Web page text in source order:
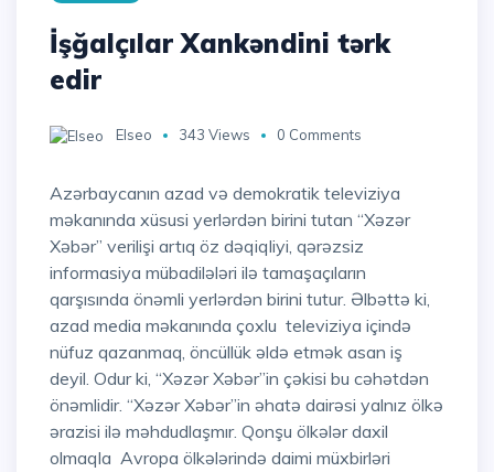
İşğalçılar Xankəndini tərk
edir
Elseo 343 Views 0 Comments
Azərbaycanın azad və demokratik televiziya
məkanında xüsusi yerlərdən birini tutan “Xəzər
Xəbər” verilişi artıq öz dəqiqliyi, qərəzsiz
informasiya mübadilələri ilə tamaşaçıların
qarşısında önəmli yerlərdən birini tutur. Əlbəttə ki,
azad media məkanında çoxlu televiziya içində
nüfuz qazanmaq, öncüllük əldə etmək asan iş
deyil. Odur ki, “Xəzər Xəbər”in çəkisi bu cəhətdən
önəmlidir. “Xəzər Xəbər”in əhatə dairəsi yalnız ölkə
ərazisi ilə məhdudlaşmır. Qonşu ölkələr daxil
olmaqla Avropa ölkələrində daimi müxbirləri